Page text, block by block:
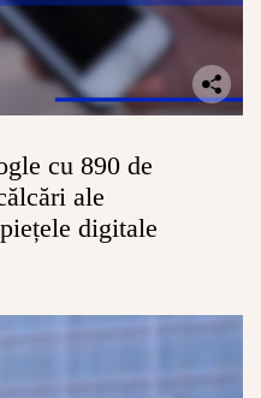
cu 890 de
ale
digitale